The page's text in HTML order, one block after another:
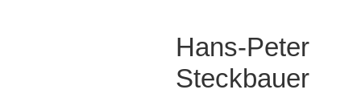
Hans-Peter
Steckbauer